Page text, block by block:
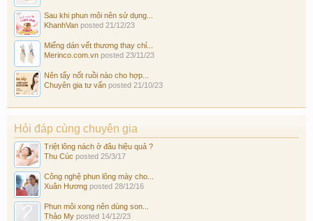
Sau khi phun môi nên sử dụng...
KhanhVan posted 21/12/23
Miếng dán vết thương thay chỉ...
Merinco.com.vn posted 23/11/23
Nên tẩy nốt ruồi nào cho hợp...
Chuyên gia tư vấn posted 21/10/23
Hỏi đáp cùng chuyên gia
Triệt lông nách ở đâu hiệu quả ?
Thu Cúc posted 25/3/17
Công nghệ phun lông mày cho...
Xuân Hương posted 28/12/16
Phun môi xong nên dùng son...
Thảo My posted 14/12/23